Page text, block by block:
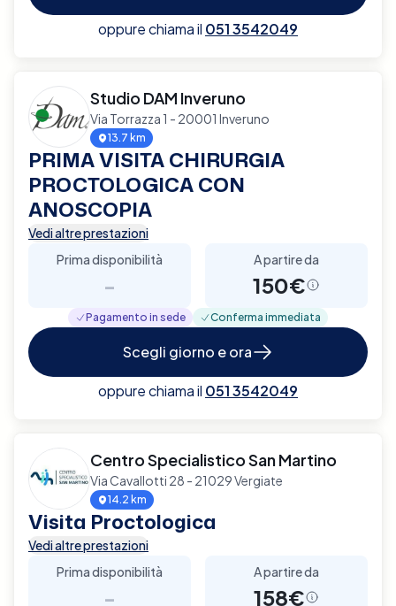
oppure chiama il 051 3542049
Studio DAM Inveruno
Via Torrazza 1 - 20001 Inveruno
13.7 km
PRIMA VISITA CHIRURGIA
PROCTOLOGICA CON
ANOSCOPIA
Vedi altre prestazioni
Prima disponibilità
-
A partire da
150€
Pagamento in sede Conferma immediata
Scegli giorno e ora
oppure chiama il 051 3542049
Centro Specialistico San Martino
Via Cavallotti 28 - 21029 Vergiate
14.2 km
Visita Proctologica
Vedi altre prestazioni
Prima disponibilità
-
A partire da
158€